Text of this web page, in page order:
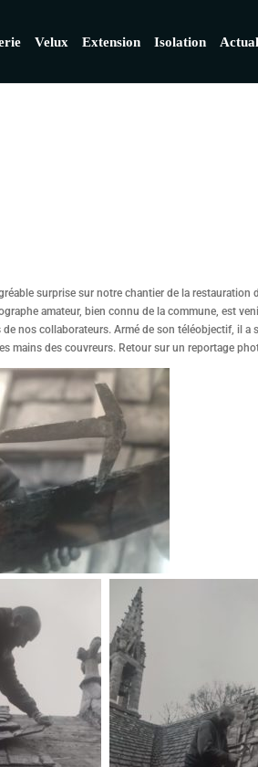
Velux Extension Isolation
surprise sur notre chantier de la restauration
amateur, bien connu de la commune, est
nos collaborateurs. Armé de son téléobjectif, il a
mains des couvreurs. Retour sur un reportage